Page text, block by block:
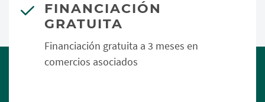
FINANCIACIÓN
GRATUITA
Financiación gratuita a 3 meses en
comercios asociados